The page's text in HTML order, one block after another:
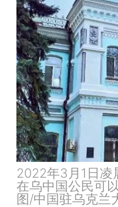
2022年3月1日凌
在乌中国公民可
图/中国驻乌克兰